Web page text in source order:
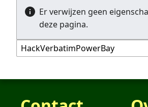
Er verwijzen geen
deze pagina.